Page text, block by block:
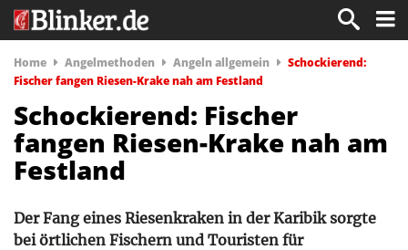
Home Angelmethoden Angeln allgemein
Schockierend:
Fischer fangen Riesen-Krake nah am Festland
Schockierend: Fischer
fangen Riesen-Krake nah am
Festland
Der Fang eines Riesenkraken in der Karibik sorgte
bei örtlichen Fischern und Touristen für